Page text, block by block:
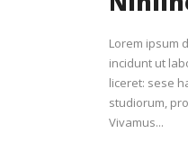
Lorem ipsum
incidunt ut
liceret: sese
studiorum,
Vivamus...